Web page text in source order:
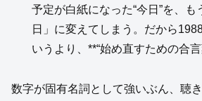
予定が白紙になった“今日”を、
日」に変えてしまう。だから
いうより、**“始め直すための合言
数字が固有名詞として強いぶん、聴